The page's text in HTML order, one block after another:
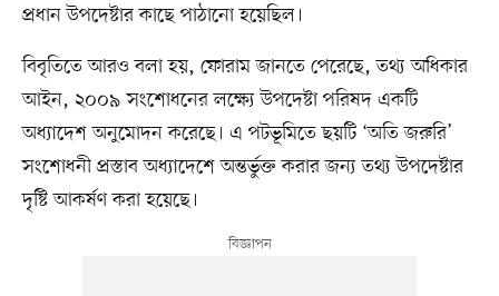
প্রধান উপদেষ্টার কাছে পাঠানো হয়েছিল।
বিবৃতিতে আরও বলা হয়, ফোরাম জানতে পেরেছে, তথ্য অধিকার
আইন, ২০০৯ সংশোধনের লক্ষ্যে উপদেষ্টা পরিষদ একটি
অধ্যাদেশ অনুমোদন করেছে। এ পটভূমিতে ছয়টি ‘অতি জরুরি’
সংশোধনী প্রস্তাব অধ্যাদেশে অন্তর্ভুক্ত করার জন্য তথ্য উপদেষ্টার
দৃষ্টি আকর্ষণ করা হয়েছে।